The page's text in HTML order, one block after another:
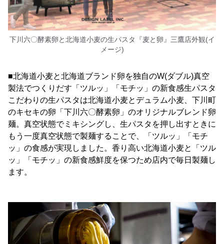
下川六〇酵素卵と北海道小麦の生パスタ『麦と卵』三鷹店外観(イ
メージ)
■北海道小麦と北海道ブランド卵を独自のW(ダブル)真空
製法でつくりだす「ツルッ」「モチッ」の新食感生パスタ
こだわりの生パスタは北海道小麦とデュラム小麦、下川町
のキセキの卵「下川六〇酵素卵」のオリジナルブレンド卵
麺。真空状態でミキシングし、生パスタを押し出すときに
もう一度真空状態で製麺することで、「ツルッ」「モチ
ッ」の食感が実現しました。香り高い北海道小麦と「ツル
ッ」「モチッ」の新食感鮮度を保つため店内で毎日製麺し
ます。